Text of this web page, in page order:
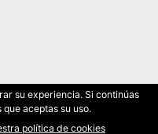
su experiencia. Si continúas
aceptas su uso.
política de cookies